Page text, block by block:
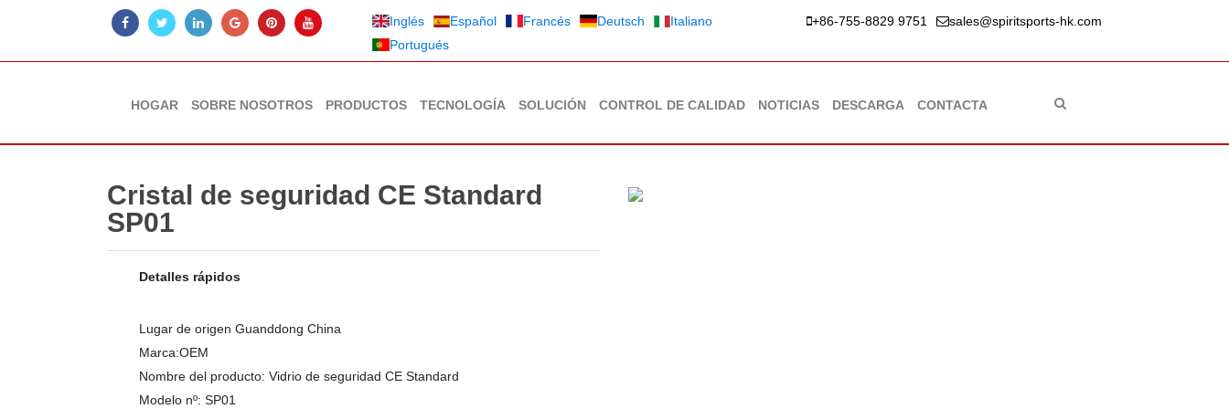
Inglés Español Francés Deutsch
Italiano
Portugués
+86-755-8829 9751 sales@spiritsports-hk.com
HOGAR SOBRE NOSOTROS PRODUCTOS TECNOLOGÍA SOLUCIÓN CONTROL DE CALIDAD NOTICIAS DESCARGA CONTACTA
Cristal de seguridad CE Standard
SP01
Detalles rápidos
Lugar de origen Guanddong China
Marca:OEM
Nombre del producto: Vidrio de seguridad CE Standard
Modelo nº: SP01